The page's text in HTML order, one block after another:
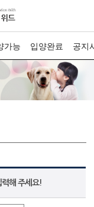
가능 입양완료 공지
력해 주세요!